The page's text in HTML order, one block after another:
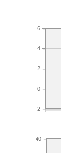
-2
0
2
4
6
40